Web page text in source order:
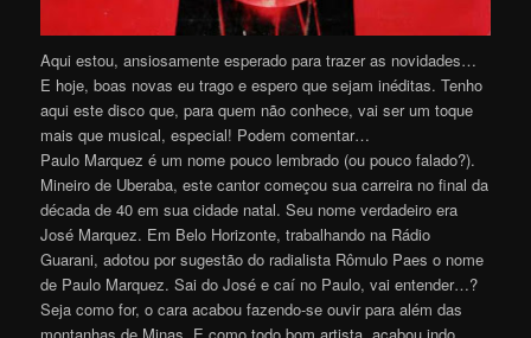
Aqui estou, ansiosamente esperado para trazer as novidades…
E hoje, boas novas eu trago e espero que sejam inéditas. Tenho
aqui este disco que, para quem não conhece, vai ser um toque
mais que musical, especial! Podem comentar…
Paulo Marquez é um nome pouco lembrado (ou pouco falado?).
Mineiro de Uberaba, este cantor começou sua carreira no final da
década de 40 em sua cidade natal. Seu nome verdadeiro era
José Marquez. Em Belo Horizonte, trabalhando na Rádio
Guarani, adotou por sugestão do radialista Rômulo Paes o nome
de Paulo Marquez. Sai do José e caí no Paulo, vai entender…?
Seja como for, o cara acabou fazendo-se ouvir para além das